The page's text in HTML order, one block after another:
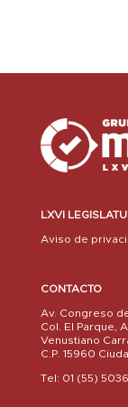
LXVI
Aviso de
CONTACTO
Av. Congreso
Col. El Parque,
Venustiano
C.P. 15960
Tel: 01 (55)